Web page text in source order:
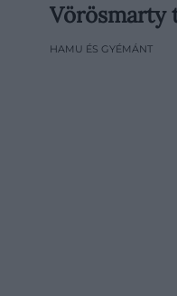
népviseletbe
bemutatói
varázsoltak a
Vörösmarty
HAMU ÉS GYÉMÁNT